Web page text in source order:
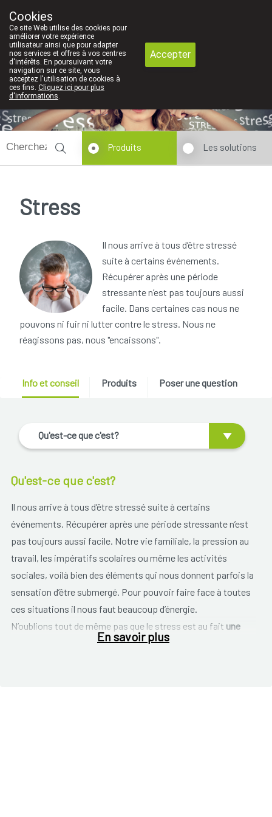
nous un très grand valeur. C'est pourquoi nous n' envoyons
02/5135502
Aujourd'hui
Produits Les solutions
Stress
Il nous arrive à tous d’être stressé
suite à certains événements.
Récupérer après une période
stressante n’est pas toujours aussi
facile. Dans certaines cas nous ne
pouvons ni fuir ni lutter contre le stress. Nous ne
réagissons pas, nous "encaissons".
Info et conseil Produits Poser une question
Qu'est-ce que c'est?
Qu'est-ce que c'est?
Il nous arrive à tous d’être stressé suite à certains
événements. Récupérer après une période stressante n’est
pas toujours aussi facile. Notre vie familiale, la pression au
travail, les impératifs scolaires ou même les activités
sociales, voilà bien des éléments qui nous donnent parfois la
sensation d’être submergé. Pour pouvoir faire face à toutes
ces situations il nous faut beaucoup d’énergie.
N’oublions tout de même pas que le stress est au fait une
nous permettant de faire face à certaines
En savoir plus
Cookies
Ce site Web utilise des cookies pour
améliorer votre expérience
utilisateur ainsi que pour adapter
nos services et offres à vos centres
d'intérêts. En poursuivant votre
navigation sur ce site, vous
acceptez l'utilisation de cookies à
ces fins. Cliquez ici pour plus
d'informations.
Accepter